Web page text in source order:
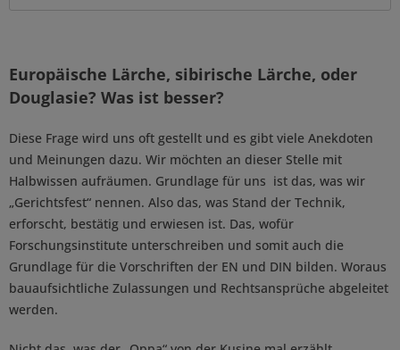
Europäische Lärche, sibirische Lärche, oder
Douglasie? Was ist besser?
Diese Frage wird uns oft gestellt und es gibt viele Anekdoten
und Meinungen dazu. Wir möchten an dieser Stelle mit
Halbwissen aufräumen. Grundlage für uns ist das, was wir
„Gerichtsfest“ nennen. Also das, was Stand der Technik,
erforscht, bestätig und erwiesen ist. Das, wofür
Forschungsinstitute unterschreiben und somit auch die
Grundlage für die Vorschriften der EN und DIN bilden. Woraus
bauaufsichtliche Zulassungen und Rechtsansprüche abgeleitet
werden.